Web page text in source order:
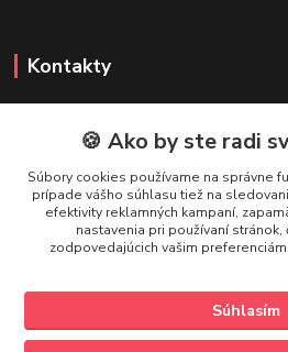
Kontakty
FIREFLY SHOP
Mgr. Ivana Kirschnerová
+421 918 763 777
🍪 Ako by ste radi
Súbory cookies používame na správne
prípade vášho súhlasu tiež na
efektivity reklamných kampaní,
nastavenia pri používaní
zodpovedajúcich vašim preferenciám.
Súhlasím